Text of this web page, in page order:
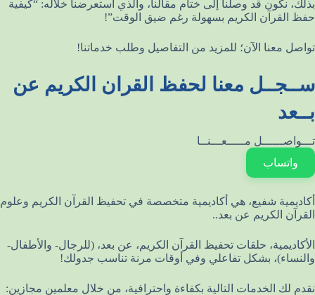
بذلك، نكون قد وصلنا إلى ختام مقالنا، والذي استعرضنا خلاله: “كيفية
حفظ القرآن الكريم بسهولة رغم ضيق الوقت”!
تواصل معنا الآن؛ للمزيد من التفاصيل وطلب خدماتنا!
ســجــل معنا لحفظ القران الكريم عن
بــعد
تـــواصــــــل مـــــعـــنــا
واتساب
أكاديمية شفيع، هي أكاديمية متخصصة في تحفيظ القرآن الكريم وعلوم
القرآن الكريم عن بعد..
الأكاديمية، حلقات تحفيظ القرآن الكريم، عن بعد، (للرجال- والأطفال-
والنساء)، بشكل تفاعلي وفي أوقات مرنة تناسب جدولك!
نقدم لك الخدمات التالية بكفاءة واحترافية، من خلال معلمين مجازين: